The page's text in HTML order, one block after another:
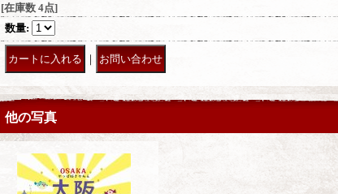
[在庫数 4点]
数量:
｜
他の写真